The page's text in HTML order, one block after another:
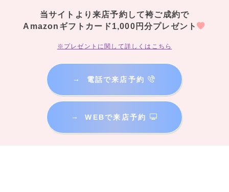
当サイトより来店予約して袴ご成約で
Amazonギフトカード1,000円分プレゼント
※プレゼントに関して詳しくはこちら
→ 電話で来店予約
→ WEBで来店予約